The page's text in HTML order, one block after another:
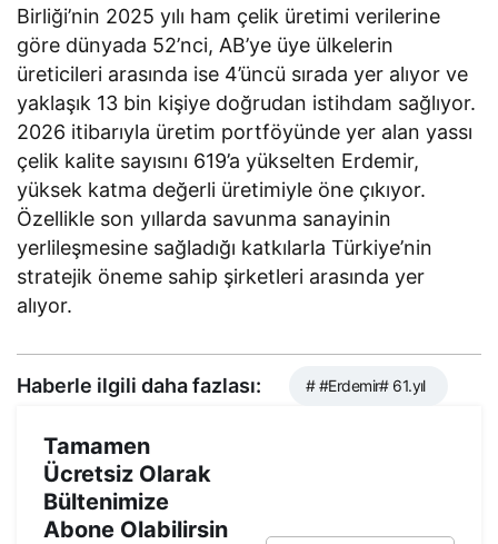
Birliği’nin 2025 yılı ham çelik üretimi verilerine
göre dünyada 52’nci, AB’ye üye ülkelerin
üreticileri arasında ise 4’üncü sırada yer alıyor ve
yaklaşık 13 bin kişiye doğrudan istihdam sağlıyor.
2026 itibarıyla üretim portföyünde yer alan yassı
çelik kalite sayısını 619’a yükselten Erdemir,
yüksek katma değerli üretimiyle öne çıkıyor.
Özellikle son yıllarda savunma sanayinin
yerlileşmesine sağladığı katkılarla Türkiye’nin
stratejik öneme sahip şirketleri arasında yer
alıyor.
Haberle ilgili daha fazlası: # #Erdemir# 61.yıl
Tamamen
Ücretsiz Olarak
Bültenimize
Abone Olabilirsin